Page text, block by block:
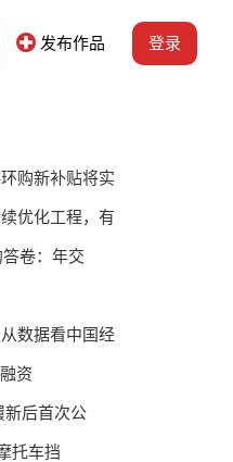
发布作品 登录
购新补贴将实
优化工程，有
卷：年交
数据看中国经
资
新后首次公
托车挡